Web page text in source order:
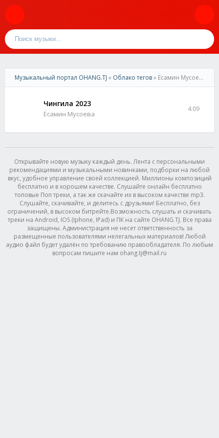
Музыкальный портал OHANG.TJ » Облако тегов» Ёсамин Мусоева
Чингила 2023
Ёсамин Мусоева
4:09
Открывайте новую музыку каждый день. Лента с персональными
рекомендациями и музыкальными новинками, подборки на любой
вкус, удобное управление своей коллекцией. Миллионы композиций
бесплатно и в хорошем качестве. Слушайте онлайн бесплатно
топовые Поп треки, а так же скачайте их в высоком качестве mp3.
Слушайте, скачивайте, и делитесь с друзьями! Бесплатно, без
ограничений, в высоком битрейте.Возможность слушать и скачивать
треки на Android, IOS (Iphone, IPad) и ПК на сайте OHANG.TJ. Все права
защищены. Администрация не несет ответственность за
размещенные пользователями нелегальных материалов! Любой
аудио файл будет удалён по требованию правообладателя. По любым
вопросам пишите нам ohang.tj@mail.ru